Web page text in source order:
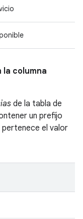
la columna
de la tabla de
un prefijo
pertenece el valor